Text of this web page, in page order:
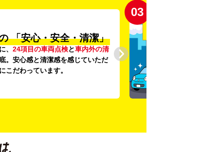
「安心・安全・清潔」
、 24項目の車両点検と車内外の清
。安心感と清潔感を感じていただ
こだわっています。
03